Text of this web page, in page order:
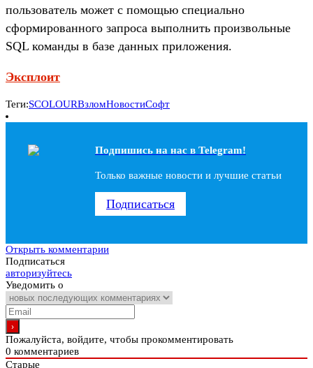
пользователь может с помощью специально
сформированного запроса выполнить произвольные
SQL команды в базе данных приложения.
Эксплоит
Теги:SCOLOURВзломНовостиСофт
Подпишись на наc в Telegram!
Только важные новости и лучшие статьи
Подписаться
Открыть комментарии
Подписаться
авторизуйтесь
Уведомить о
Пожалуйста, войдите, чтобы прокомментировать
0 комментариев
Старые